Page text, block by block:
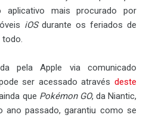
mais procurado por
iOSdurante os feriados de
todo.
pela Apple via comunicado
ser acessado através deste
que Pokémon GO, da Niantic,
passado, garantiu como se